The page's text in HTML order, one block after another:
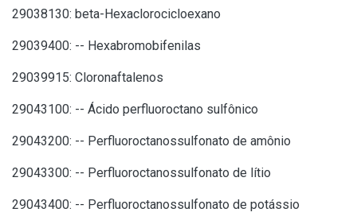
29038130: beta-Hexaclorocicloexano
29039400: -- Hexabromobifenilas
29039915: Cloronaftalenos
29043100: -- Ácido perfluoroctano sulfônico
29043200: -- Perfluoroctanossulfonato de amônio
29043300: -- Perfluoroctanossulfonato de lítio
29043400: -- Perfluoroctanossulfonato de potássio